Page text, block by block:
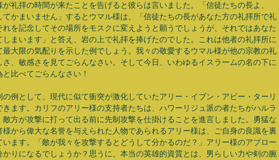
礼拝の時間が来たことを告げると彼らは言いました。「信徒たちの長よ、
かまいません」するとウマル様は、「信徒たちの長があなた方の礼拝所で礼
を記念してその場所をモスクに変えようと願うでしょうが、それではあなた
まいます」と答え、岩の上で礼拝を捧げたのでした。これは他者の礼拝所に
大限の気配りを示した例でしょう。我々の敬愛するウマル様が他の宗教の礼
、敏感さを見てごらんなさい。そして今日、いわゆるイスラームの名の下に
比べてごらんなさい！
例として、現代に似て衝突が激化していたアリー・イブン・アビー・ターリ
ます。カリフのアリー様の支持者たちは、ハワーリジュ派の者たちがハルラ
方が攻撃に打って出る前に先制攻撃を仕掛けることを進言しました。勇猛な
から偉大な名誉を与えられた人物であられるアリー様は、ご自身の良識を裏
ます。「敵が我々を攻撃するとどうして分かるのだ？」アリー様のアプロー
りになるでしょうか？思うに、本当の英雄的資質とは、男らしい力や剣の腕